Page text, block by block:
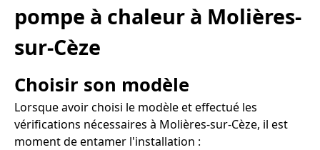
pompe à chaleur à Molières-
sur-Cèze
Choisir son modèle
Lorsque avoir choisi le modèle et effectué les
vérifications nécessaires à Molières-sur-Cèze, il est
moment de entamer l'installation :